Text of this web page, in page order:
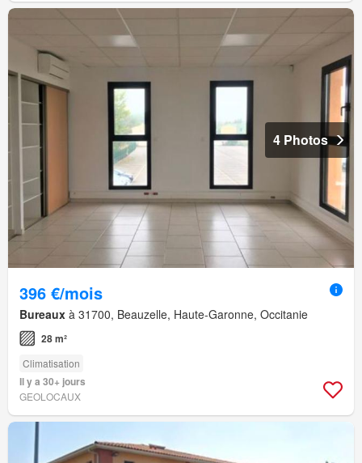
4 Photos
396 €/mois
Bureaux à 31700, Beauzelle, Haute-Garonne, Occitanie
28 m²
Climatisation
Il y a 30+ jours
GEOLOCAUX